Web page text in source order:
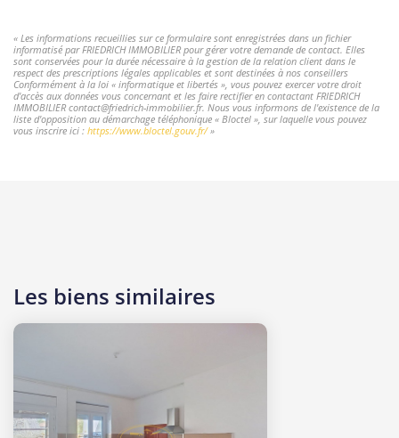
« Les informations recueillies sur ce formulaire sont enregistrées dans un fichier
informatisé par FRIEDRICH IMMOBILIER pour gérer votre demande de contact. Elles
sont conservées pour la durée nécessaire à la gestion de la relation client dans le
respect des prescriptions légales applicables et sont destinées à nos conseillers
Conformément à la loi « informatique et libertés », vous pouvez exercer votre droit
d'accès aux données vous concernant et les faire rectifier en contactant FRIEDRICH
IMMOBILIER contact@friedrich-immobilier.fr. Nous vous informons de l'existence de la
liste d'opposition au démarchage téléphonique « Bloctel », sur laquelle vous pouvez
vous inscrire ici : https://www.bloctel.gouv.fr/»
Les biens similaires